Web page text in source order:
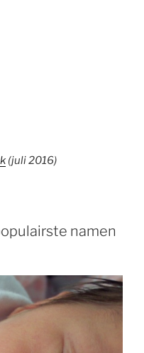
(juli 2016)
namen